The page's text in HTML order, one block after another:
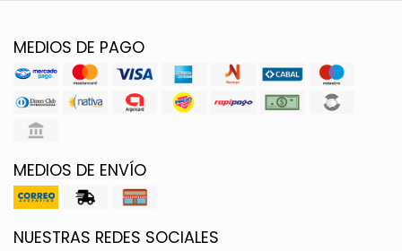
MEDIOS DE PAGO
MEDIOS DE ENVÍO
NUESTRAS REDES SOCIALES